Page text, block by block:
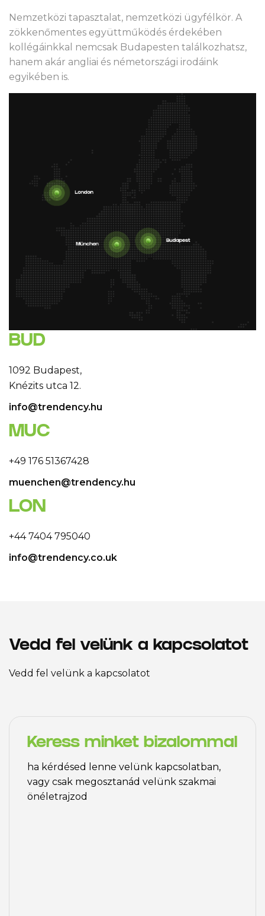
Nemzetközi tapasztalat, nemzetközi ügyfélkör. A
zökkenőmentes együttműködés érdekében
kollégáinkkal nemcsak Budapesten találkozhatsz,
hanem akár angliai és németországi irodáink
egyikében is.
BUD
1092 Budapest,
Knézits utca 12.
info@trendency.hu
MUC
+49 176 51367428
muenchen@trendency.hu
LON
+44 7404 795040
info@trendency.co.uk
Vedd fel velünk a kapcsolatot
Vedd fel velünk a kapcsolatot
Keress minket bizalommal
ha kérdésed lenne velünk kapcsolatban,
vagy csak megosztanád velünk szakmai
önéletrajzod